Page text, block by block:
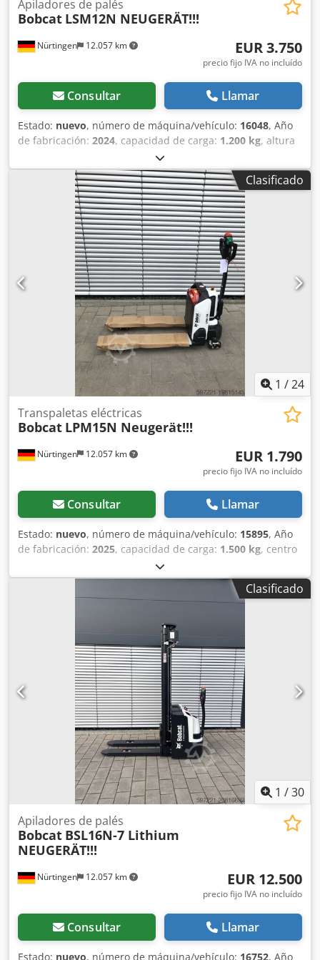
Nürtingen 12.057 km
Apiladores de palés
Bobcat LSM12N NEUGERÄT!!!
EUR 3.750
precio fijo IVA no incluído
Consultar Llamar
Estado: nuevo, número de máquina/vehículo: 16048, Año
de fabricación: 2024, capacidad de carga: 1.200 kg, altura
, centro de carga:
combustible:eléctrico, tipo de mástil:Simplex, altura de
construcción:2.080 mm, voltaje de la batería: 24 V,
longitud de la horquilla:1.150 mm, peso total:576 kg
5076939 Dksdpfxoykc Rre Amlsr Número de serie: OBWNL-
002740 Especificaciones de la batería: 24 V, 60 Ah
Clasificado
1 /24
Nürtingen 12.057 km
Transpaletas eléctricas
Bobcat LPM15N Neugerät!!!
EUR 1.790
precio fijo IVA no incluído
Consultar Llamar
Estado: nuevo, número de máquina/vehículo: 15895, Año
de fabricación: 2025, capacidad de carga: 1.500 kg, centro
, tipo de combustible:
mástil:otro, altura de construcción:700 mm, longitud de
la horquilla:1.150 mm , tamaño del neumático delantero:,
motor: Eléctrico, fabricante: Bobcat Dsdpfxjw R A Dle
Clasificado
1 /30
Nürtingen 12.057 km
Apiladores de palés
Bobcat BSL16N-7 Lithium
NEUGERÄT!!!
EUR 12.500
precio fijo IVA no incluído
Consultar Llamar
Estado: nuevo, número de máquina/vehículo: 16752, Año